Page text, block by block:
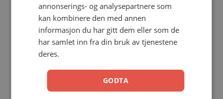
Storpocket
299,00kr Legg i handlekurv
Karen Kingsbury
annonserings- og analysepartnere som
kan kombinere den med annen
informasjon du har gitt dem eller som de
har samlet inn fra din bruk av tjenestene
deres.
GODTA